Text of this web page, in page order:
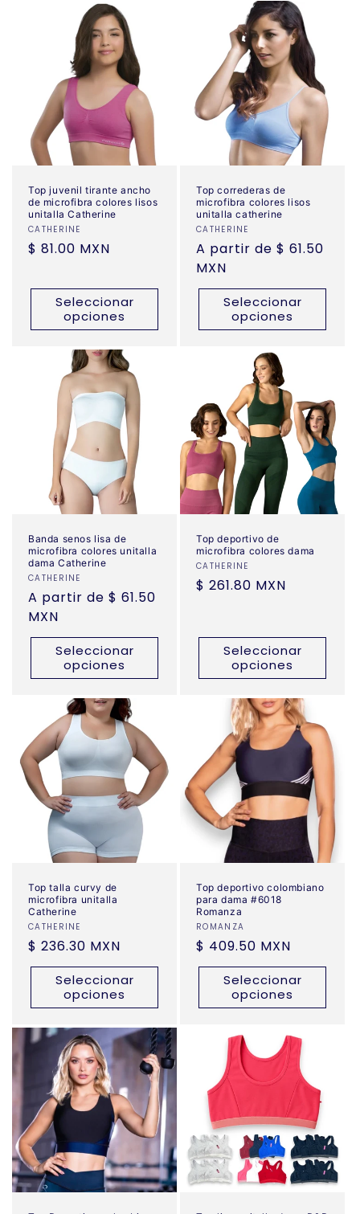
Top juvenil tirante ancho
de microfibra colores lisos
unitalla Catherine
Proveedor:
CATHERINE
Precio
$ 81.00 MXN
Seleccionar
opciones
Top correderas de
microfibra colores lisos
unitalla catherine
Proveedor:
CATHERINE
Precio
habitual
A partir de $ 61.50
MXN
Seleccionar
opciones
Banda senos lisa de
microfibra colores unitalla
dama Catherine
Proveedor:
CATHERINE
Precio
habitual
A partir de $ 61.50
MXN
Seleccionar
opciones
Top deportivo de
microfibra colores dama
Proveedor:
CATHERINE
Precio
$ 261.80 MXN
Seleccionar
opciones
Top talla curvy de
microfibra unitalla
Catherine
Proveedor:
CATHERINE
Precio
habitual
$ 236.30 MXN
Seleccionar
opciones
Top deportivo colombiano
para dama #6018
Romanza
Proveedor:
ROMANZA
Precio
habitual
$ 409.50 MXN
Seleccionar
opciones